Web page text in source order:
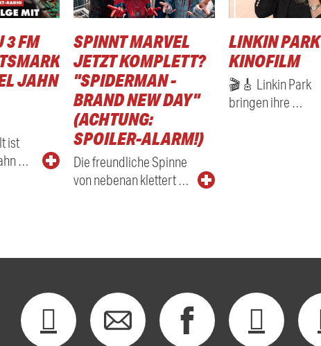
3 FM
JAHN
ist
…
SPINNT MARVEL
JETZT KOMPLETT?
"SPIDERMAN -
BRAND NEW DAY"
(ACHTUNG:
SPOILER-ALARM!)
Die freundliche Spinne
von nebenan klettert …
LINKIN PARK
KINOFILM
🎬🎸 Linkin Park
bringen ihre …